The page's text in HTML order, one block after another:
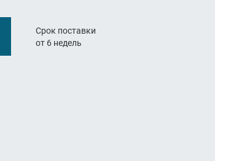
Срок поставки
от 6 недель